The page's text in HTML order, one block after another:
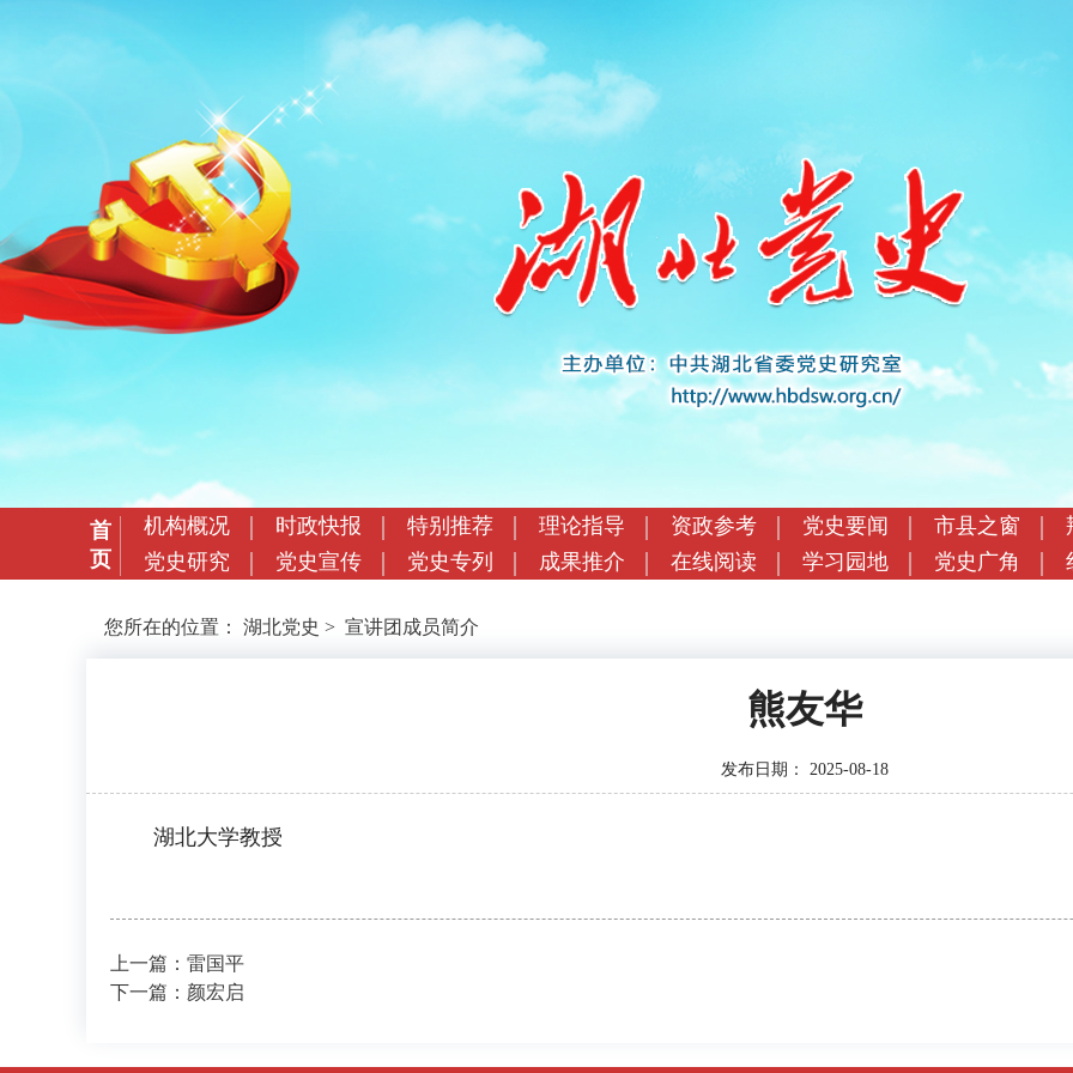
首
页
机构概况 时政快报 特别推荐 理论指导 资政参考 党史要闻 市县之窗
党史研究
党史宣传 党史专列 成果推介 在线阅读 学习园地 党史广角
您所在的位置： 湖北党史 > 宣讲团成员简介
熊友华
发布日期： 2025-08-18
湖北大学教授
上一篇：雷国平
下一篇：颜宏启